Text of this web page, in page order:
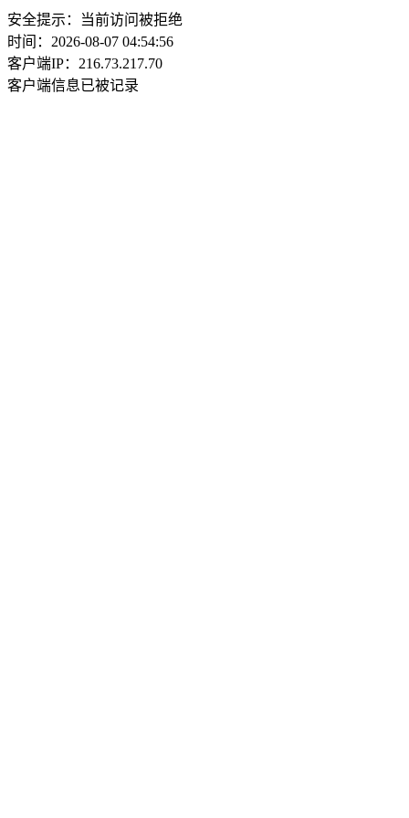
安全提示：当前访问被拒绝
时间：2026-08-07 04:54:56
客户端IP：216.73.217.70
客户端信息已被记录